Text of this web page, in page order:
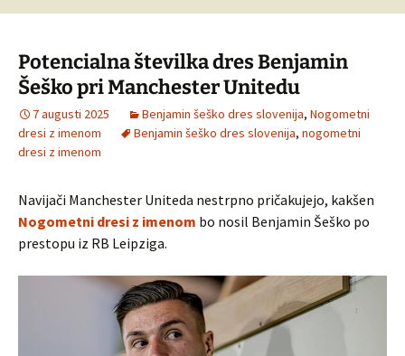
Potencialna številka dres Benjamin
Šeško pri Manchester Unitedu
7 augusti 2025 Benjamin šeško dres slovenija, Nogometni
dresi z imenom
Benjamin šeško dres slovenija, nogometni
dresi z imenom
Navijači Manchester Uniteda nestrpno pričakujejo, kakšen
Nogometni dresi z imenom bo nosil Benjamin Šeško po
prestopu iz RB Leipziga.